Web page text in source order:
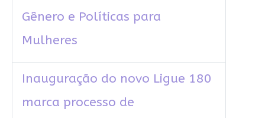
Gênero e Políticas para
Mulheres
Inauguração do novo Ligue 180
marca processo de